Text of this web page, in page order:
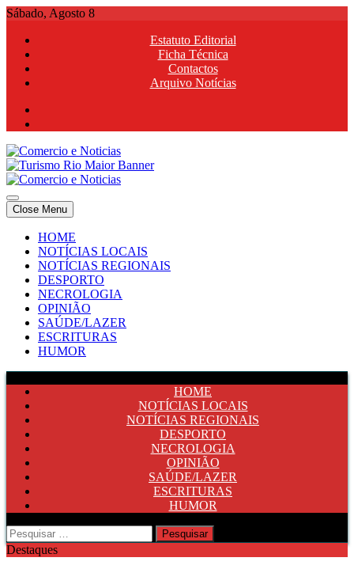
Skip
content
Sábado, Agosto 8
Estatuto Editorial
Ficha Técnica
Contactos
Arquivo Notícias
Comercio e Noticias
Notícias e Publicidade Online
Comercio e Noticias
Notícias e Publicidade Online
Close Menu
HOME
NOTÍCIAS LOCAIS
NOTÍCIAS REGIONAIS
DESPORTO
NECROLOGIA
OPINIÃO
SAÚDE/LAZER
ESCRITURAS
HUMOR
HOME
NOTÍCIAS LOCAIS
NOTÍCIAS REGIONAIS
DESPORTO
NECROLOGIA
OPINIÃO
SAÚDE/LAZER
ESCRITURAS
HUMOR
Pesquisar
por:
Destaques